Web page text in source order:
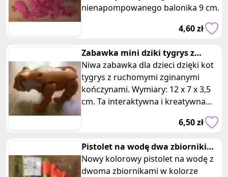
nienapompowanego balonika 9 cm.
4,60 zł
Zabawka mini dziki tygrys z
ruchomymi łapami
Niwa zabawka dla dzieci dzięki kot
tygrys z ruchomymi zginanymi
kończynami. Wymiary: 12 x 7 x 3,5
cm. Ta interaktywna i kreatywna
zabawka zapewni maluchom wiele
6,50 zł
Pistolet na wodę dwa zbiorniki
pomaranczowy
Nowy kolorowy pistolet na wodę z
dwoma zbiornikami w kolorze